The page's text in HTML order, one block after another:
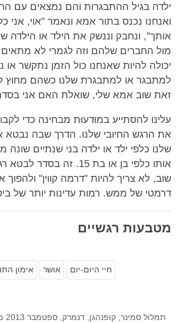
ילדה בגיל ההתבגרות והם נמצאים עם
ואנחנו נִכנס בתור אמא ונאמר "אוי, אני
אותך", ונחבק וננשק את הילד או הילדה
מול החברים שלהם וזה לגמרי לא
יכולה להיות שאנחנו כול הזמן נתקשר או
למתבגר או למתבגרת שלנו כשהם מחוץ
זאת שוב אמא שלי, שואלת האם אני
עלינו להסתייע במוּדעוּת מבחינה כדי
את הרגש החיובי שלנו. הדרך שבה נבטא
שלנו כלפי ילד או ילדה בני שנתיים
אותו כלפי בן או בת 15. זה
שוב, לא צריך להיות "דרמה קווין"
דרמטי של ממש. רמות עדינות יותר של
מטבעות רגשיים
חיי היום-יום אושר אימון